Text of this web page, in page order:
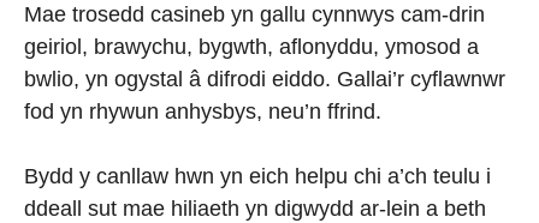
Mae trosedd casineb yn gallu cynnwys cam-drin
geiriol, brawychu, bygwth, aflonyddu, ymosod a
bwlio, yn ogystal â difrodi eiddo. Gallai’r cyflawnwr
fod yn rhywun anhysbys, neu’n ffrind.
Bydd y canllaw hwn yn eich helpu chi a’ch teulu i
ddeall sut mae hiliaeth yn digwydd ar-lein a beth